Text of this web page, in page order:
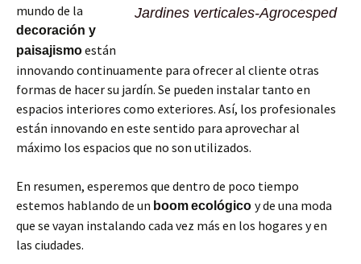
Jardines verticales-Agrocesped
mundo de la
decoración y
paisajismoestán
innovando continuamente para ofrecer al cliente otras
formas de hacer su jardín. Se pueden instalar tanto en
espacios interiores como exteriores. Así, los profesionales
están innovando en este sentido para aprovechar al
máximo los espacios que no son utilizados.
En resumen, esperemos que dentro de poco tiempo
estemos hablando de un boomecológico y de una moda
que se vayan instalando cada vez más en los hogares y en
las ciudades.